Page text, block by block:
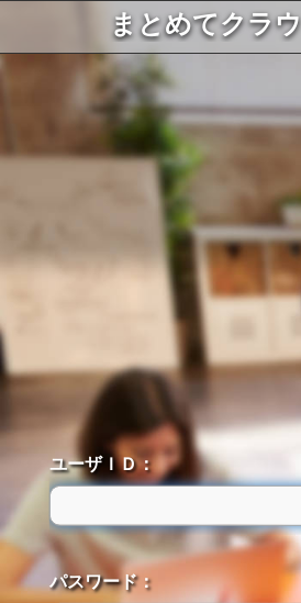
まとめてクラ
ユーザＩＤ：
パスワード：